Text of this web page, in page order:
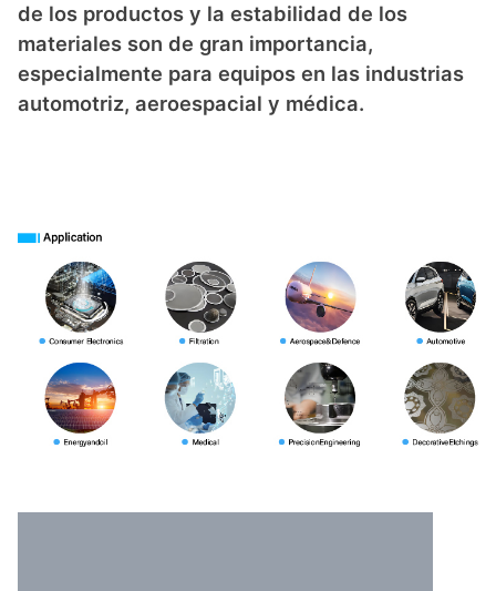
de los productos y la estabilidad de los
materiales son de gran importancia,
especialmente para equipos en las industrias
automotriz, aeroespacial y médica.